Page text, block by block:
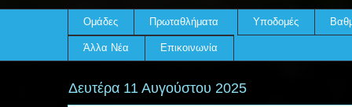
Ομάδες Πρωταθλήματα Υποδομές
Άλλα Νέα Επικοινωνία
Δευτέρα 11 Αυγούστου 2025